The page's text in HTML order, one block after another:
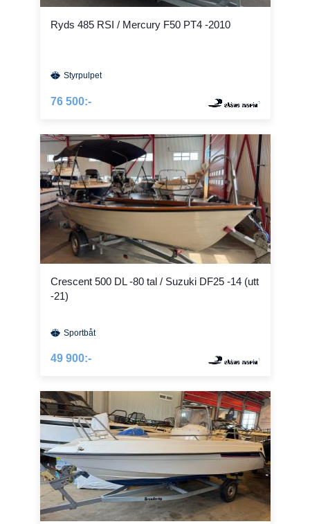
Ryds 485 RSI / Mercury F50 PT4 -2010
Styrpulpet
76 500:-
Crescent 500 DL -80 tal / Suzuki DF25 -14 (utt
-21)
Sportbåt
49 900:-